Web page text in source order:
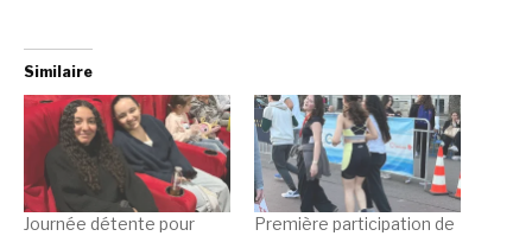
Similaire
Journée détente pour
Première participation de